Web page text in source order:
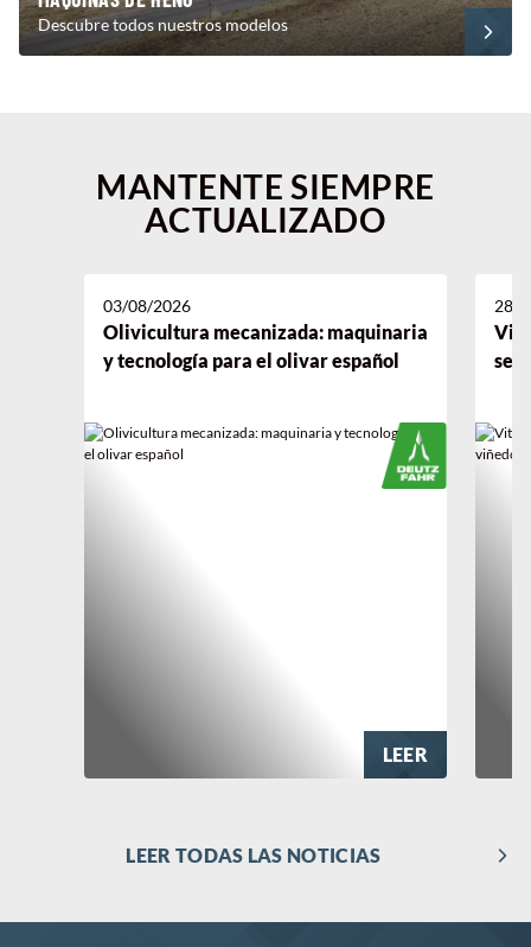
Descubre todos nuestros modelos
MANTENTE SIEMPRE
ACTUALIZADO
LEER TODAS LAS NOTICIAS
03/08/2026
Olivicultura mecanizada: maquinaria
y tecnología para el olivar español
LEER
28/